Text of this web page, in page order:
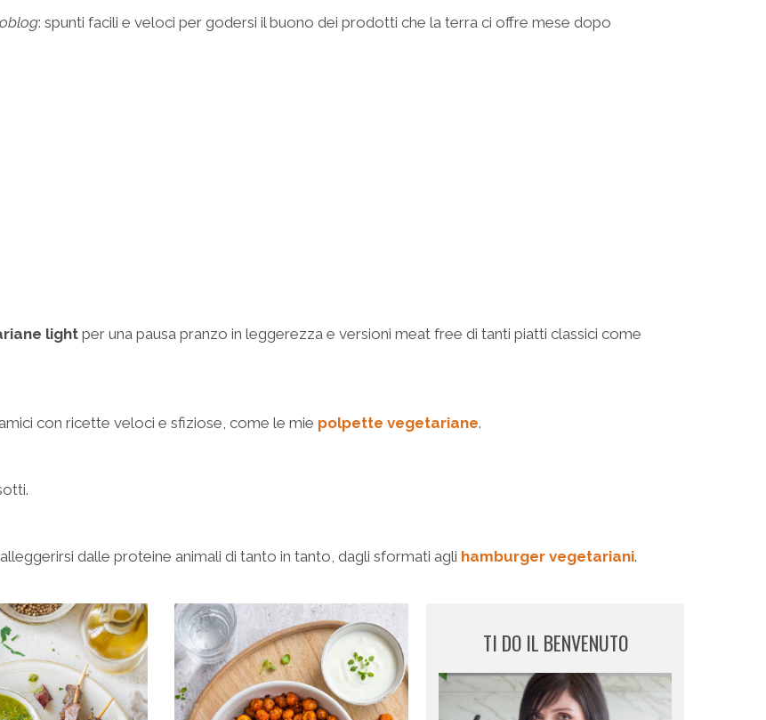
: spunti facili e veloci per godersi il buono dei prodotti che la terra ci offre mese dopo
light per una pausa pranzo in leggerezza e versioni meat free di tanti piatti classici come
con ricette veloci e sfiziose, come le mie polpette vegetariane.
dalle proteine animali di tanto in tanto, dagli sformati agli hamburger vegetariani.
TI DO IL BENVENUTO